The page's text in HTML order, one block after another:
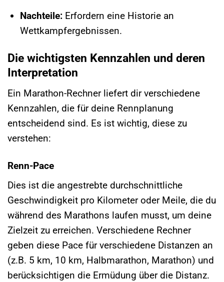
Nachteile:Erfordern eine Historie an
Wettkampfergebnissen.
Die wichtigsten Kennzahlen und deren
Interpretation
Ein Marathon-Rechner liefert dir verschiedene
Kennzahlen, die für deine Rennplanung
entscheidend sind. Es ist wichtig, diese zu
verstehen:
Renn-Pace
Dies ist die angestrebte durchschnittliche
Geschwindigkeit pro Kilometer oder Meile, die du
während des Marathons laufen musst, um deine
Zielzeit zu erreichen. Verschiedene Rechner
geben diese Pace für verschiedene Distanzen an
(z.B. 5 km, 10 km, Halbmarathon, Marathon) und
berücksichtigen die Ermüdung über die Distanz.